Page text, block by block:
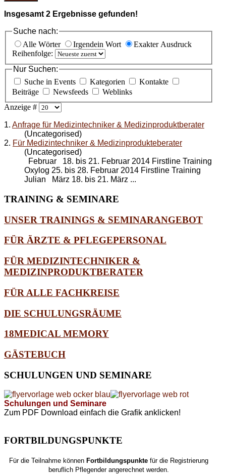
Insgesamt 2 Ergebnisse gefunden!
Suche nach:
Alle Wörter
Irgendein Wort
Exakter Ausdruck
Reihenfolge:
Nur Suchen:
Suche in Events
Kategorien
Kontakte
Beiträge
Newsfeeds
Weblinks
Anzeige #
1. Anfrage für Medizintechniker & Medizinproduktberater
(Uncategorised)
2. Für Medizintechniker & Medizinprodukteberater
(Uncategorised)
Februar 18. bis 21. Februar 2014 Firstline Training
Oxylog 25. bis 28. Februar 2014 Firstline Training
Julian März 18. bis 21. März ...
TRAINING & SEMINARE
UNSER TRAININGS & SEMINARANGEBOT
FÜR ÄRZTE & PFLEGEPERSONAL
FÜR MEDIZINTECHNIKER &
MEDIZINPRODUKTBERATER
FÜR ALLE FACHKREISE
DIE SCHULUNGSRÄUME
18MEDICAL MEMORY
GÄSTEBUCH
SCHULUNGEN UND SEMINARE
Schulungen und Seminare
Zum PDF Download einfach die Grafik anklicken!
FORTBILDUNGSPUNKTE
Für die Teilnahme könnenFortbildungspunktefür die Registrierung
beruflich Pflegender angerechnet werden.